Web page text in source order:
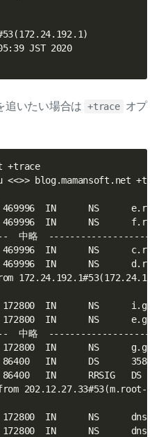
JST 2020
追いたい場合は +trace
オプ
+trace
<<>> blog.mamansoft.net
IN      NS      e.root-
IN      NS      f.root-
中略
IN      NS      c.root-
IN      NS      d.root-
IN      NS      i.gtld-
IN      NS      e.gtld-
中略
IN      NS      g.gtld-
DS      35886 8 2
RRSIG   DS 8 1 86400
202.12.27.33#53(m.root-
IN      NS
IN      NS